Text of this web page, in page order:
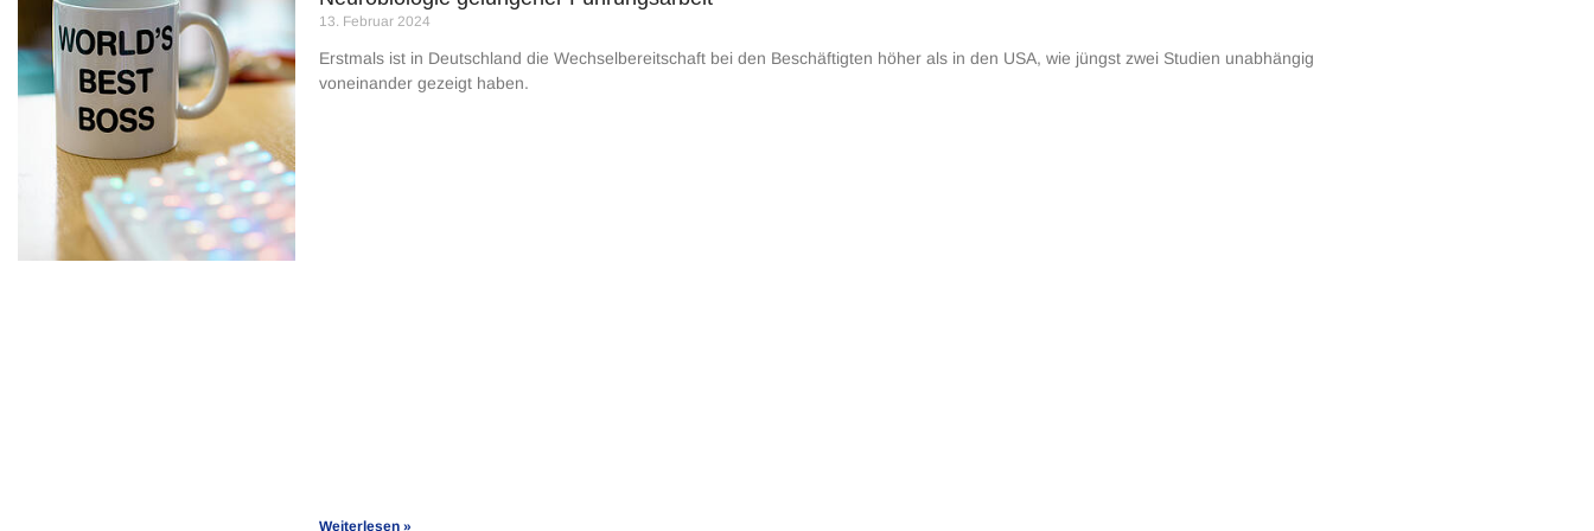
13. Februar 2024
Erstmals ist in Deutschland die Wechselbereitschaft bei den Beschäftigten höher als in den USA, wie jüngst zwei Studien unabhängig
voneinander gezeigt haben.
Weiterlesen »